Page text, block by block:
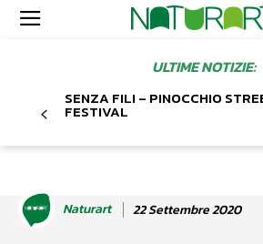
ULTIME NOTIZIE:
SENZA FILI – PINOCCHIO
FESTIVAL
Naturart 22 Settembre 2020